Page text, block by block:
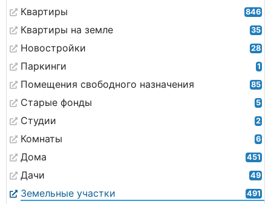
Квартиры 846
Квартиры на земле 35
Новостройки 28
Паркинги 1
Помещения свободного назначения 85
Старые фонды 5
Студии 2
Комнаты 6
Дома 451
Дачи 49
Земельные участки 491